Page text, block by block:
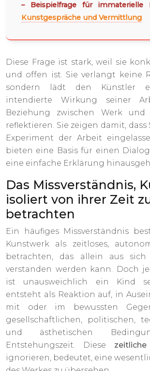
– Beispielfrage für immaterielle
Kunstgespräche und Vermittlung
Diese Frage ist stark, weil sie
und offen ist. Sie verlangt keine
sondern lädt den Künstler
intendierte Wirkung seiner
Beziehung zwischen Werk und
reflektieren. Sie zeigen damit, dass
Experiment der Arbeit
bieten eine Basis für einen
eine einfache Erklärung
Das Missverständnis,
isoliert von ihrer Zeit
betrachten
Ein häufiges Missverständnis
Kunstwerk als zeitloses,
betrachten, das allein aus sich
verstanden werden kann. Doch
ist unausweichlich ein Kind
entsteht als Reaktion auf, in
mit oder im bewussten
gesellschaftlichen, politischen,
und ästhetischen
Entstehungszeit. Diese
ignorieren, bedeutet, eine